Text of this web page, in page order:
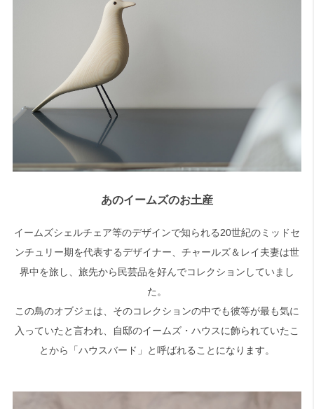
あのイームズのお土産
イームズシェルチェア等のデザインで知られる20世紀のミッドセ
ンチュリー期を代表するデザイナー、チャールズ＆レイ夫妻は世
界中を旅し、旅先から民芸品を好んでコレクションしていまし
た。
この鳥のオブジェは、そのコレクションの中でも彼等が最も気に
入っていたと言われ、自邸のイームズ・ハウスに飾られていたこ
とから「ハウスバード」と呼ばれることになります。